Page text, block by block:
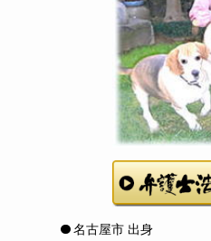
名古屋市 出身